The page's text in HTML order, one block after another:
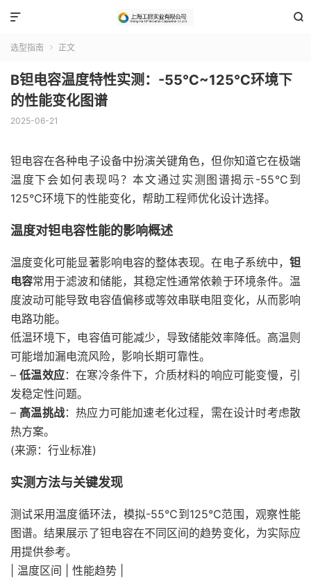


选型指南  正文
B钽电容温度特性实测：-55℃~125℃环境下
的性能变化图谱
2025-06-21
钽电容在各种电子设备中扮演关键角色，但你知道它在极端
温度下会如何表现吗？本文通过实测图谱揭示-55℃到
125℃环境下的性能变化，帮助工程师优化设计选择。
温度对钽电容性能的影响概述
温度变化可能显著影响电容的整体表现。在电子系统中， 钽
电容常用于滤波和储能，其稳定性通常依赖于环境条件。温
度波动可能导致电容值偏移或等效串联电阻变化，从而影响
电路功能。
低温环境下，电容值可能减少，导致储能效率降低。高温则
可能增加漏电流风险，影响长期可靠性。
–低温效应：在寒冷条件下，介质材料的响应可能变慢，引
发稳定性问题。
– 高温挑战：热应力可能加速老化过程，需在设计时考虑散
热方案。
(来源：行业标准)
实测方法与关键发现
测试采用温度循环法，模拟-55℃到125℃范围，观察性能
图谱。结果展示了钽电容在不同区间的趋势变化，为实际应
用提供参考。
| 温度区间 | 性能趋势 |